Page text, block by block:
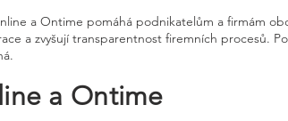
a Ontime pomáhá podnikatelům a firmám
a zvyšují transparentnost firemních procesů.
a Ontime